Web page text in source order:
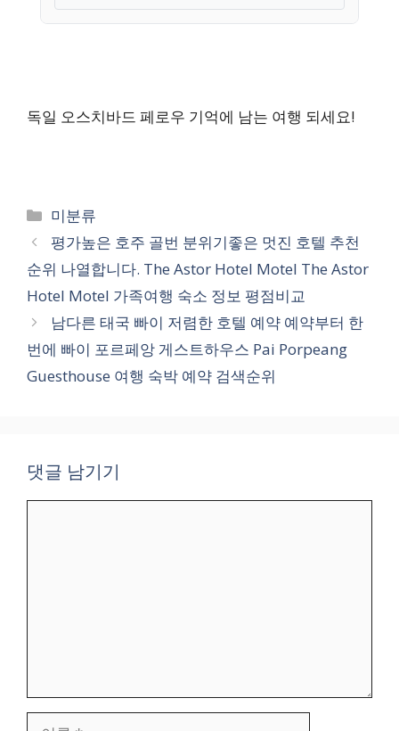
독일 오스치바드 페로우 기억에 남는 여행 되세요!
카
테
고
리
미분류
평가높은 호주 골번 분위기좋은 멋진 호텔 추천
순위 나열합니다. The Astor Hotel Motel The Astor
Hotel Motel 가족여행 숙소 정보 평점비교
남다른 태국 빠이 저렴한 호텔 예약 예약부터 한
번에 빠이 포르페앙 게스트하우스 Pai Porpeang
Guesthouse 여행 숙박 예약 검색순위
댓글 남기기